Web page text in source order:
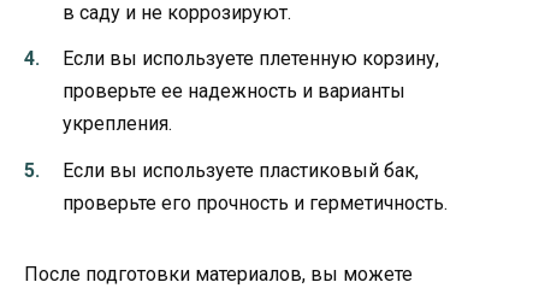
в саду и не коррозируют.
Если вы используете плетенную корзину,
проверьте ее надежность и варианты
укрепления.
Если вы используете пластиковый бак,
проверьте его прочность и герметичность.
После подготовки материалов, вы можете